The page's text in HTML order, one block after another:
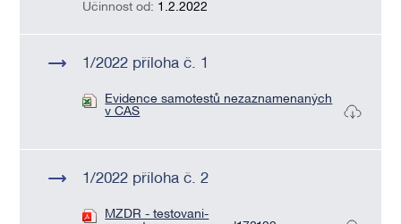
Účinnost od: 1.2.2022
1/2022 příloha č. 1
Evidence samotestů nezaznamenaných
v CAS
1/2022 příloha č. 2
MZDR - testovani-